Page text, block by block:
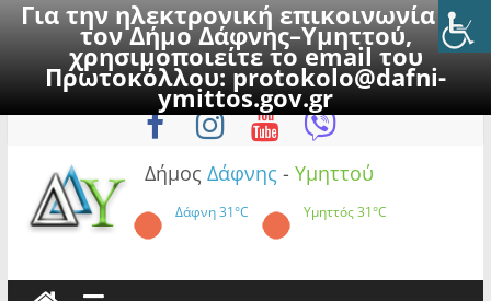
Για την ηλεκτρονική επικοινωνία με
τον Δήμο Δάφνης–Υμηττού,
χρησιμοποιείτε το email του
Πρωτοκόλλου:protokolo@dafni-
ymittos.gov.gr
to
Πέμπτη, 6 Αυγούστου 2026
Δήμος Δάφνης - Υμηττού
Δάφνη31°C Υμηττός31°C